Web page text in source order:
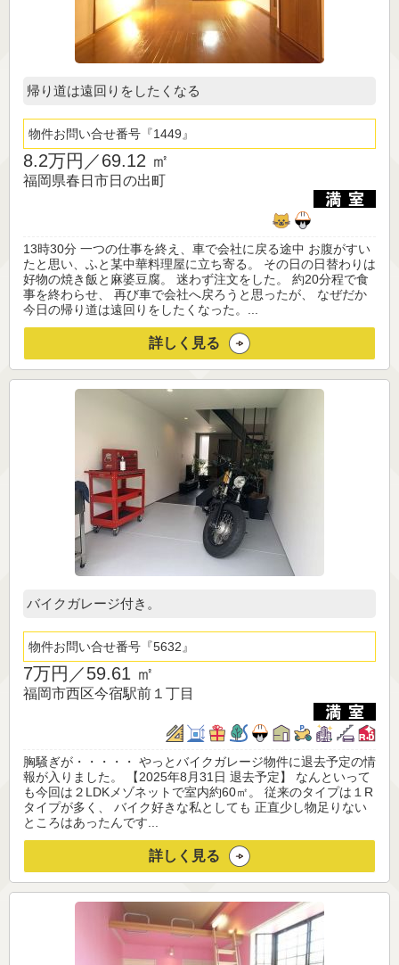
帰り道は遠回りをしたくなる
物件お問い合せ番号 1449
8.2万円／69.12 ㎡
福岡県春日市日の出町
13時30分 一つの仕事を終え、車で会社に戻る途中 お腹がすい
たと思い、ふと某中華料理屋に立ち寄る。 その日の日替わりは
好物の焼き飯と麻婆豆腐。 迷わず注文をした。 約20分程で食
事を終わらせ、 再び車で会社へ戻ろうと思ったが、 なぜだか
今日の帰り道は遠回りをしたくなった。...
詳しく見る
バイクガレージ付き。
物件お問い合せ番号 5632
7万円／59.61 ㎡
福岡市西区今宿駅前１丁目
胸騒ぎが・・・・・ やっとバイクガレージ物件に退去予定の情
報が入りました。 【2025年8月31日 退去予定】 なんといって
も今回は２LDKメゾネットで室内約60㎡。 従来のタイプは１R
タイプが多く、 バイク好きな私としても 正直少し物足りない
ところはあったんです...
詳しく見る